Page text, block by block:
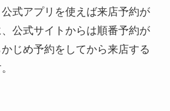
式アプリを使えば来店予約が
公式サイトからは順番予約が
じめ予約をしてから来店する